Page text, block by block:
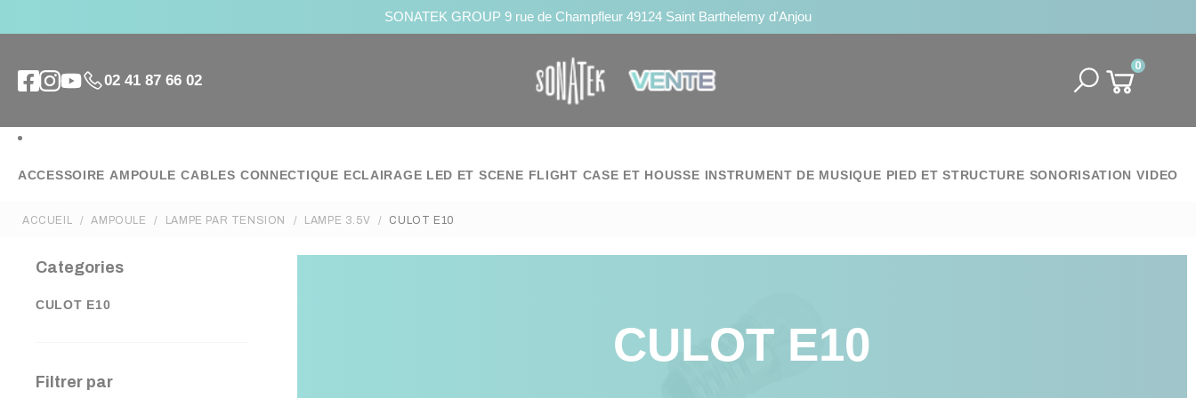
SONATEK GROUP 9 rue de Champfleur 49124 Saint Barthelemy d'Anjou
02 41 87 66 02
0
ACCESSOIRE AMPOULE CABLES CONNECTIQUE ECLAIRAGE LED ET SCENE FLIGHT CASE ET HOUSSE INSTRUMENT DE MUSIQUE PIED ET STRUCTURE SONORISATION VIDEO
ACCUEIL AMPOULE LAMPE PAR TENSION LAMPE 3.5V CULOT E10
Categories
CULOT E10
Filtrer par
CULOT E10